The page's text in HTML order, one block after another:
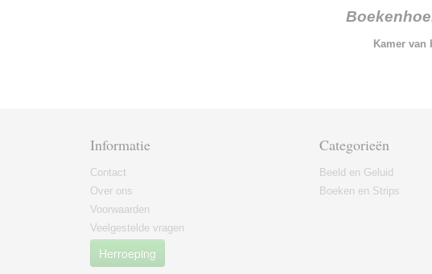
Kamer van
Informatie
Contact
Over ons
Voorwaarden
Veelgestelde vragen
Herroeping
Categorieën
Beeld en Geluid
Boeken en Strips